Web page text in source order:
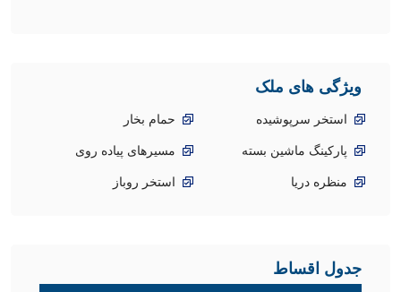
ویژگی های ملک
استخر سرپوشیده
حمام بخار
پارکینگ ماشین بسته
مسیرهای پیاده روی
منظره دریا
استخر روباز
جدول اقساط